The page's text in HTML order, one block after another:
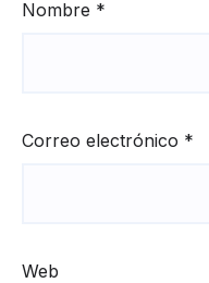
Nombre *
Correo electrónico *
Web